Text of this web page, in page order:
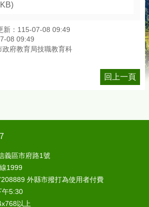
新：115-07-08 09:49
08 09:49
政府教育局技職教育科
回上一頁
義區市府路1號
1999
外縣市撥打為使用者付費
午5:30
以上